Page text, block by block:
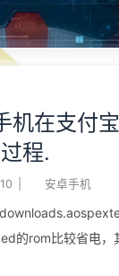
机在支付
程.
安卓手机
的rom比较省电，